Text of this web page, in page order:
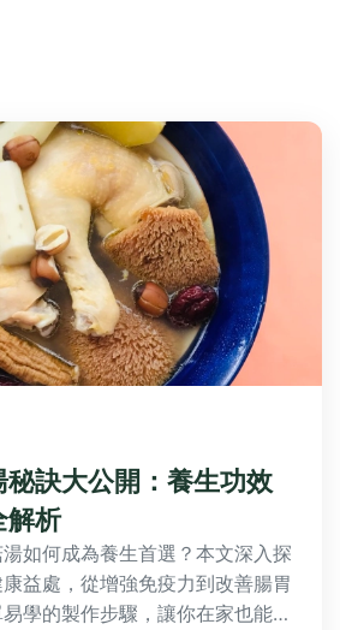
訣大公開：養生功效
解析
如何成為養生首選？本文深入探
益處，從增強免疫力到改善腸胃
學的製作步驟，讓你在家也能輕